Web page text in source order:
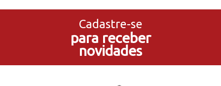
no Cartão de Crédito
5% de Desconto
no Pagamento PIX
Cadastre-se
para receber
novidades